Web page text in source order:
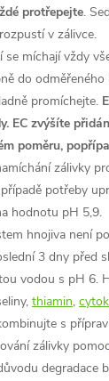
protřepejte.
v zálivce.
se míchají vždy
do
promíchejte.
EC zvýšíte
poměru,
zálivky
potřeby
hodnotu pH 5,9.
hnojiva není
3 dny před
vodou s pH 6.
thiamin,
s
zálivky
degradace